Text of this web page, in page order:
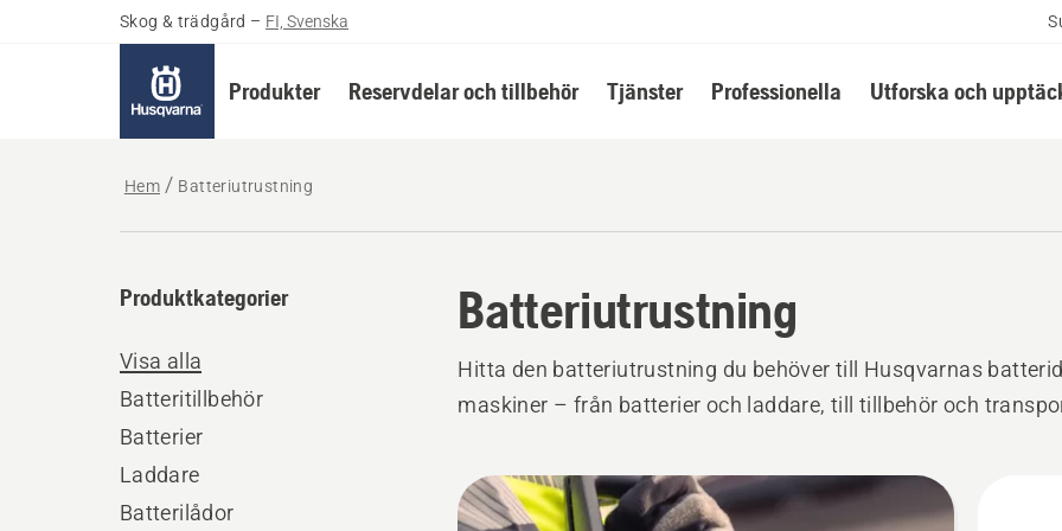
Skog & trädgård – FI, Svenska
Produkter Reservdelar och tillbehör Tjänster Professionella Utforska och
Hem Batteriutrustning
Batteriutrustning
Produktkategorier
Visa alla
Batteritillbehör
Batterier
Laddare
Batterilådor
Hitta den batteriutrustning du behöver till Husqvarnas
maskiner – från batterier och laddare, till tillbehör och
Alla